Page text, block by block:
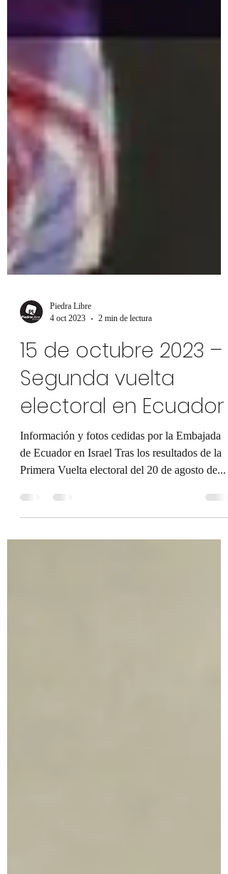
Piedra Libre
4 oct 2023
2 min de lectura
15 de octubre 2023 –
Segunda vuelta
electoral en Ecuador
Información y fotos cedidas por la Embajada